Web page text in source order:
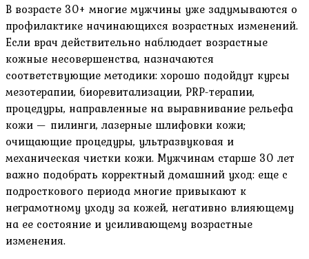
В возрасте 30+ многие мужчины уже задумываются о
профилактике начинающихся возрастных изменений.
Если врач действительно наблюдает возрастные
кожные несовершенства, назначаются
соответствующие методики: хорошо подойдут курсы
мезотерапии, биоревитализации, PRP-терапии,
процедуры, направленные на выравнивание рельефа
кожи — пилинги, лазерные шлифовки кожи;
очищающие процедуры, ультразвуковая и
механическая чистки кожи. Мужчинам старше 30 лет
важно подобрать корректный домашний уход: еще с
подросткового периода многие привыкают к
неграмотному уходу за кожей, негативно влияющему
на ее состояние и усиливающему возрастные
изменения.